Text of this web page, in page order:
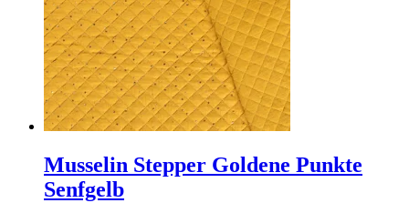
Musselin Stepper Goldene Punkte
Senfgelb